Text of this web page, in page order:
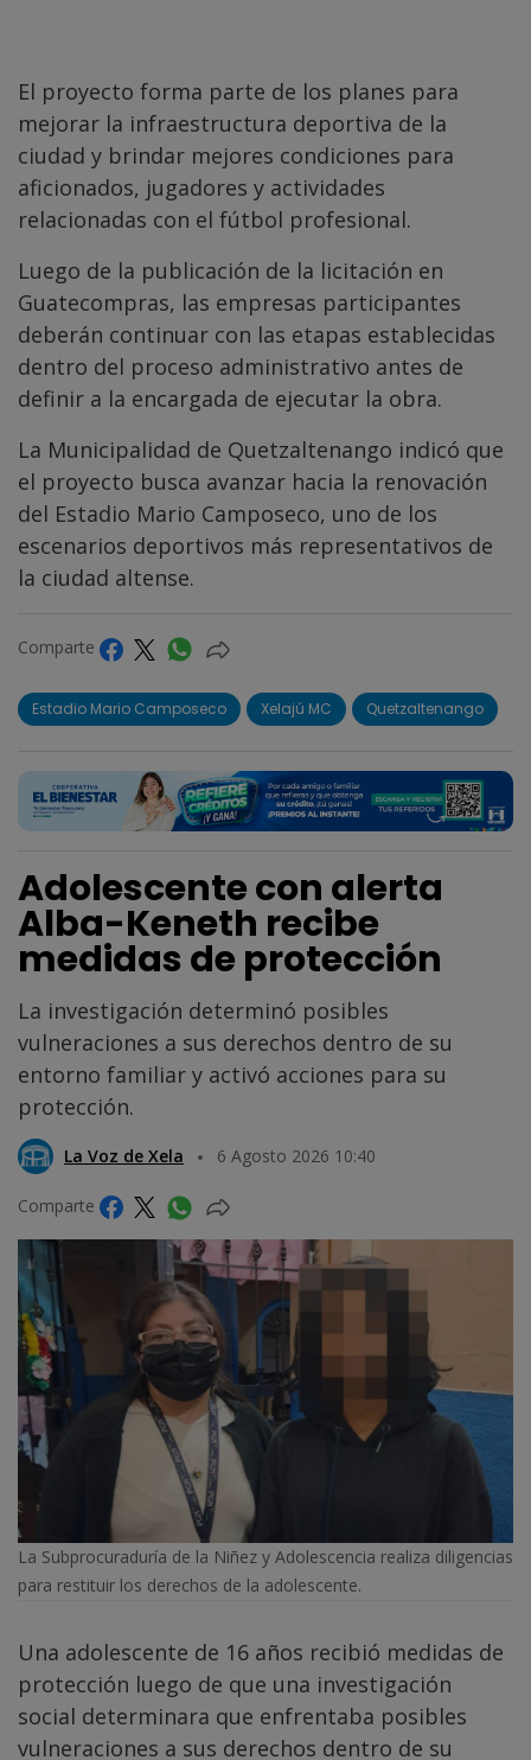
El proyecto forma parte de los planes para
mejorar la infraestructura deportiva de la
ciudad y brindar mejores condiciones para
aficionados, jugadores y actividades
relacionadas con el fútbol profesional.
Luego de la publicación de la licitación en
Guatecompras, las empresas participantes
deberán continuar con las etapas establecidas
dentro del proceso administrativo antes de
definir a la encargada de ejecutar la obra.
La Municipalidad de Quetzaltenango indicó que
el proyecto busca avanzar hacia la renovación
del Estadio Mario Camposeco, uno de los
escenarios deportivos más representativos de
la ciudad altense.
Comparte
Estadio Mario Camposeco Xelajú MC Quetzaltenango
Adolescente con alerta
Alba-Keneth recibe
medidas de protección
La investigación determinó posibles
vulneraciones a sus derechos dentro de su
entorno familiar y activó acciones para su
protección.
La Voz de Xela 6 Agosto 2026 10:40
Comparte
La Subprocuraduría de la Niñez y Adolescencia realiza diligencias
para restituir los derechos de la adolescente.
Una adolescente de 16 años recibió medidas de
protección luego de que una investigación
social determinara que enfrentaba posibles
vulneraciones a sus derechos dentro de su